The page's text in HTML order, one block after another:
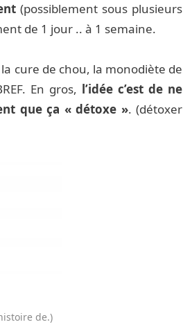
(possiblement sous plusieurs
de 1 jour .. à 1 semaine.
cure de chou, la monodiète de
En gros, l’idée c’est de ne
que ça « détoxe ». (détoxer
de.)